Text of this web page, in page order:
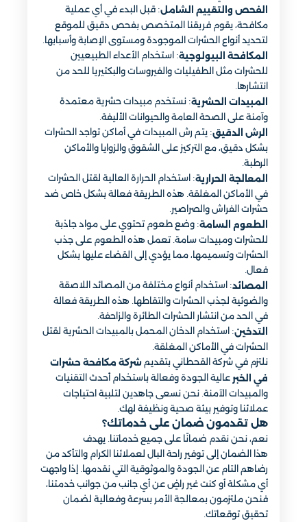
الفحص والتقييم الشامل: قبل البدء في أي عملية
مكافحة، يقوم فريقنا المتخصص بفحص دقيق للموقع
لتحديد أنواع الحشرات الموجودة ومستوى الإصابة وأسبابها.
المكافحة البيولوجية: استخدام الأعداء الطبيعيين
للحشرات مثل الطفيليات والفيروسات والبكتيريا للحد من
انتشارها.
المبيدات الحشرية: نستخدم مبيدات حشرية معتمدة
وآمنة على الصحة العامة والحيوانات الأليفة.
الرش الدقيق: يتم رش المبيدات في أماكن تواجد الحشرات
بشكل دقيق، مع التركيز على الشقوق والزوايا والأماكن
الرطبة.
المعالجة الحرارية: استخدام الحرارة العالية لقتل الحشرات
في الأماكن المغلقة. هذه الطريقة فعالة بشكل خاص ضد
حشرات الفراش والصراصير.
الطعوم السامة: وضع طعوم تحتوي على مواد جاذبة
للحشرات ومبيدات سامة. تعمل هذه الطعوم على جذب
الحشرات وتسميمها، مما يؤدي إلى القضاء عليها بشكل
فعال.
المصائد: استخدام أنواع مختلفة من المصائد اللاصقة
والضوئية لجذب الحشرات والتقاطها. هذه الطريقة فعالة
في الحد من انتشار الحشرات الطائرة والزاحفة.
التدخين: استخدام الدخان المحمل بالمبيدات الحشرية لقتل
الحشرات في الأماكن المغلقة.
نلتزم في شركة القحطاني بتقديم شركة مكافحة حشرات
في الخبر عالية الجودة وفعالة باستخدام أحدث التقنيات
والمبيدات الآمنة. نحن نسعى جاهدين لتلبية احتياجات
عملائنا وتوفير بيئة صحية ونظيفة لهك.
هل تقدمون ضمان على خدماتك؟
نعم، نحن نقدم ضمانًا على جميع خدماتنا. يهدف
هذا الضمان إلى توفير راحة البال لعملائنا الكرام والتأكد من
رضاهم التام عن الجودة والموثوقية التي نقدمها. إذا واجهت
أي مشكلة أو كنت غير راضٍ عن أي جانب من جوانب خدمتنا،
فنحن ملتزمون بمعالجة الأمر بسرعة وفعالية لضمان
تحقيق توقعاتك.